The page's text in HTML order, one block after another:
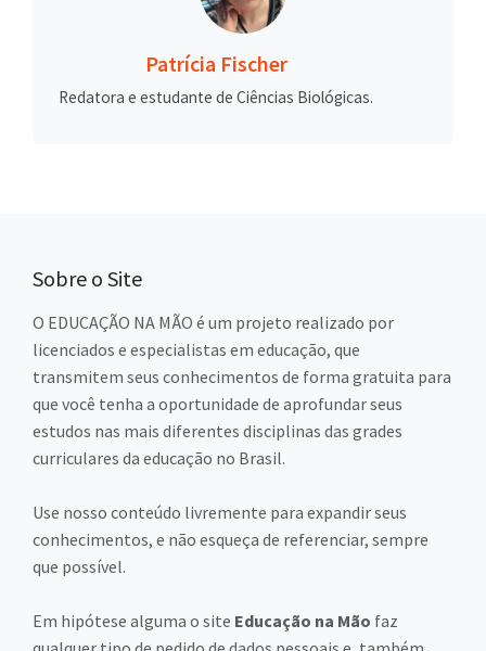
Patrícia Fischer
Redatora e estudante de Ciências Biológicas.
Sobre o Site
O EDUCAÇÃO NA MÃO é um projeto realizado por
licenciados e especialistas em educação, que
transmitem seus conhecimentos de forma gratuita para
que você tenha a oportunidade de aprofundar seus
estudos nas mais diferentes disciplinas das grades
curriculares da educação no Brasil.
Use nosso conteúdo livremente para expandir seus
conhecimentos, e não esqueça de referenciar, sempre
que possível.
Em hipótese alguma o site Educação na Mão faz